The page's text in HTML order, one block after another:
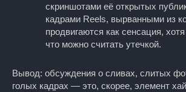
скриншотами её открытых
кадрами Reels, вырванными из
продвигаются как сенсация,
что можно считать утечкой.
Вывод: обсуждения о сливах, слитых
голых кадрах — это, скорее, элемент